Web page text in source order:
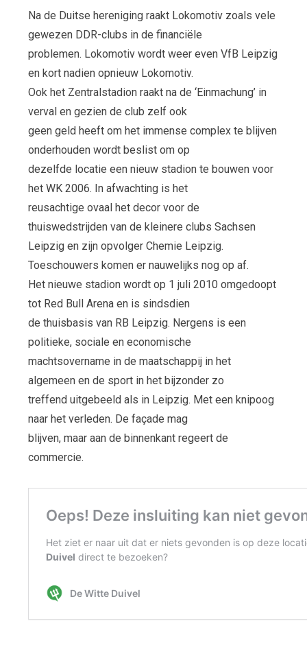
Na de Duitse hereniging raakt Lokomotiv zoals vele
gewezen DDR-clubs in de financiële
problemen. Lokomotiv wordt weer even VfB Leipzig
en kort nadien opnieuw Lokomotiv.
Ook het Zentralstadion raakt na de ‘Einmachung’ in
verval en gezien de club zelf ook
geen geld heeft om het immense complex te blijven
onderhouden wordt beslist om op
dezelfde locatie een nieuw stadion te bouwen voor
het WK 2006. In afwachting is het
reusachtige ovaal het decor voor de
thuiswedstrijden van de kleinere clubs Sachsen
Leipzig en zijn opvolger Chemie Leipzig.
Toeschouwers komen er nauwelijks nog op af.
Het nieuwe stadion wordt op 1 juli 2010 omgedoopt
tot Red Bull Arena en is sindsdien
de thuisbasis van RB Leipzig. Nergens is een
politieke, sociale en economische
machtsovername in de maatschappij in het
algemeen en de sport in het bijzonder zo
treffend uitgebeeld als in Leipzig. Met een knipoog
naar het verleden. De façade mag
blijven, maar aan de binnenkant regeert de
commercie.